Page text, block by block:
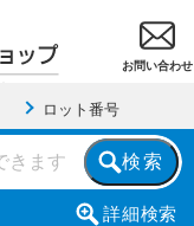
お問い合わせ
ロット番号
検索
詳細検索